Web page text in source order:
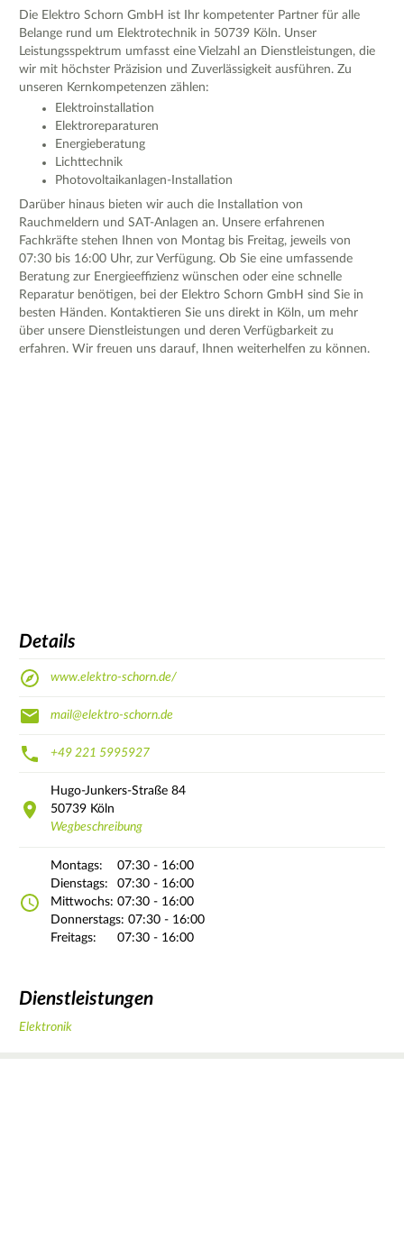
Die Elektro Schorn GmbH ist Ihr kompetenter Partner für alle
Belange rund um Elektrotechnik in 50739 Köln. Unser
Leistungsspektrum umfasst eine Vielzahl an Dienstleistungen, die
wir mit höchster Präzision und Zuverlässigkeit ausführen. Zu
unseren Kernkompetenzen zählen:
Elektroinstallation
Elektroreparaturen
Energieberatung
Lichttechnik
Photovoltaikanlagen-Installation
Darüber hinaus bieten wir auch die Installation von
Rauchmeldern und SAT-Anlagen an. Unsere erfahrenen
Fachkräfte stehen Ihnen von Montag bis Freitag, jeweils von
07:30 bis 16:00 Uhr, zur Verfügung. Ob Sie eine umfassende
Beratung zur Energieeffizienz wünschen oder eine schnelle
Reparatur benötigen, bei der Elektro Schorn GmbH sind Sie in
besten Händen. Kontaktieren Sie uns direkt in Köln, um mehr
über unsere Dienstleistungen und deren Verfügbarkeit zu
erfahren. Wir freuen uns darauf, Ihnen weiterhelfen zu können.
Details
www.elektro-schorn.de/
mail@elektro-schorn.de
+49 221 5995927
Hugo-Junkers-Straße 84
50739 Köln
Wegbeschreibung
Montags:
07:30 - 16:00
Dienstags:
07:30 - 16:00
Mittwochs: 07:30 - 16:00
Donnerstags: 07:30 - 16:00
Freitags:
07:30 - 16:00
Dienstleistungen
Elektronik